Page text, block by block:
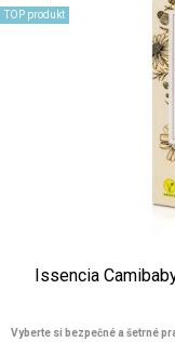
TOP produkt
Issencia
Vyberte si bezpečné a šetrné